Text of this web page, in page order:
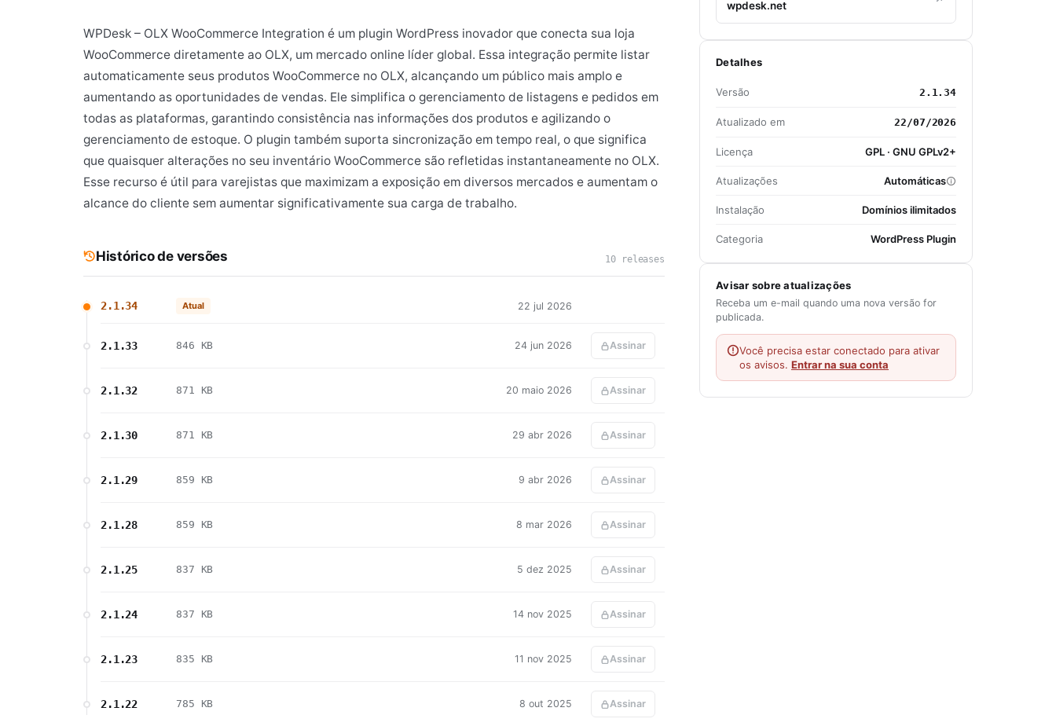
WPDesk – OLX WooCommerce Integration é um plugin WordPress inovador que conecta sua loja
WooCommerce diretamente ao OLX, um mercado online líder global. Essa integração permite listar
automaticamente seus produtos WooCommerce no OLX, alcançando um público mais amplo e
aumentando as oportunidades de vendas. Ele simplifica o gerenciamento de listagens e pedidos em
todas as plataformas, garantindo consistência nas informações dos produtos e agilizando o
gerenciamento de estoque. O plugin também suporta sincronização em tempo real, o que significa
que quaisquer alterações no seu inventário WooCommerce são refletidas instantaneamente no OLX.
Esse recurso é útil para varejistas que maximizam a exposição em diversos mercados e aumentam o
alcance do cliente sem aumentar significativamente sua carga de trabalho.
Histórico de versões 10 releases
2.1.34 Atual 22 jul 2026
2.1.33 846 KB 24 jun 2026 Assinar
2.1.32 871 KB 20 maio 2026 Assinar
2.1.30 871 KB 29 abr 2026 Assinar
2.1.29 859 KB 9 abr 2026 Assinar
2.1.28 859 KB 8 mar 2026 Assinar
2.1.25 837 KB 5 dez 2025 Assinar
2.1.24 837 KB 14 nov 2025 Assinar
2.1.23 835 KB 11 nov 2025 Assinar
2.1.22 785 KB 8 out 2025 Assinar
wpdesk.net
Detalhes
Versão 2.1.34
Atualizado em 22/07/2026
Licença GPL · GNU GPLv2+
Atualizações Automáticas
Instalação Domínios ilimitados
Categoria WordPress Plugin
Avisar sobre atualizações
Receba um e-mail quando uma nova versão for
publicada.
Você precisa estar conectado para ativar
os avisos. Entrar na sua conta